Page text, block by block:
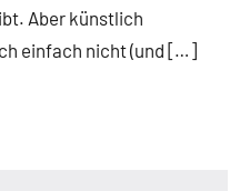
Aber künstlich
einfach nicht (und […]